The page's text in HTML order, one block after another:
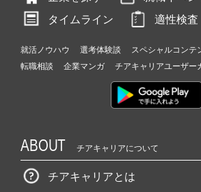
タイムライン
適性検査
就活ノウハウ 選考体験談 スペシャルコンテ
転職相談
企業マンガ チアキャリアユーザー
ABOUT チアキャリアについて
チアキャリアとは